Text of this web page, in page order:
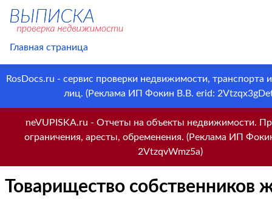
Главная страница
RosDocs.ru - сервис проверки недвижимости, транспорта
лиц. (Реклама ИП Фокин В.В. erid:
neVUPISKA.ru - Отчеты на объекты недвижимости.
ограничения, аресты, обременения. (Реклама ИП
2VtzqvWmz5a)
Товарищество собственников